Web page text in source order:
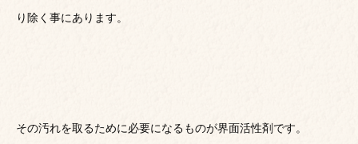
り除く事にあります。
その汚れを取るために必要になるものが界面活性剤です。